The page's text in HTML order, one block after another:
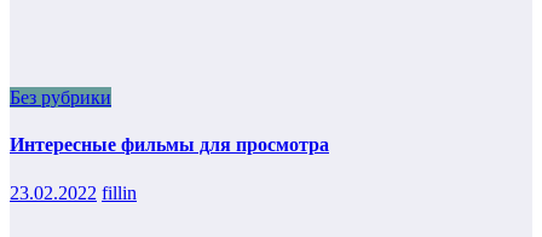
Без рубрики
Интересные фильмы для просмотра
23.02.2022 fillin